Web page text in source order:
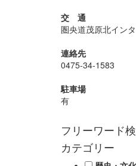
交 通
圏央道茂原北イン
連絡先
0475-34-1583
駐車場
有
フリーワード
カテゴリー